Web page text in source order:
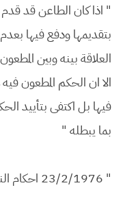
" اذا كان الطاعن قد
بتقديمها ودفع فيها
العلاقة بينه وبين
الا ان الحكم المطعون
فيها بل اكتفى بتأييد
بما يبطله "
" 23/2/1976 احكام النقض س27 ق55 ص276 "